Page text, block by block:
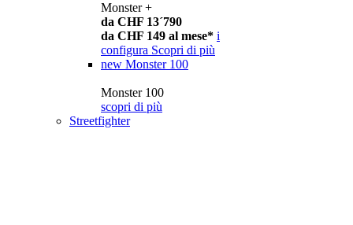
Monster +
da CHF 13´790
da CHF 149 al mese* i
configura Scopri di più
new Monster 100
Monster 100
scopri di più
Streetfighter